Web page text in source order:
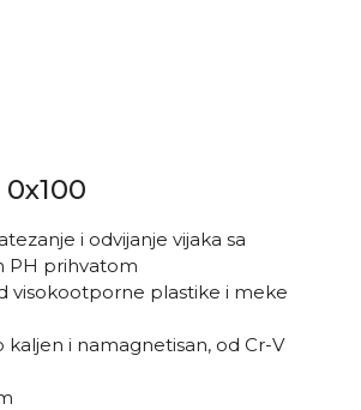
i odvijanje vijaka sa
PH prihvatom
visokootporne plastike i meke
kaljen i namagnetisan, od Cr-V